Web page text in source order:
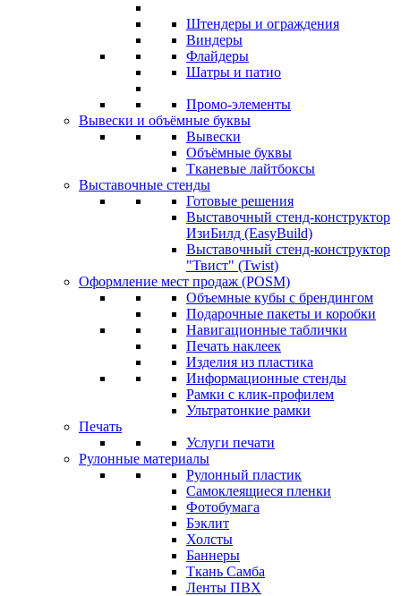
Штендеры и ограждения
Виндеры
Флайдеры
Шатры и патио
Промо-элементы
Вывески и объёмные буквы
Вывески
Объёмные буквы
Тканевые лайтбоксы
Выставочные стенды
Готовые решения
Выставочный стенд-конструктор
ИзиБилд (EasyBuild)
Выставочный стенд-конструктор
"Твист" (Twist)
Оформление мест продаж (POSM)
Объемные кубы с брендингом
Подарочные пакеты и коробки
Навигационные таблички
Печать наклеек
Изделия из пластика
Информационные стенды
Рамки с клик-профилем
Ультратонкие рамки
Печать
Услуги печати
Рулонные материалы
Рулонный пластик
Самоклеящиеся пленки
Фотобумага
Бэклит
Холсты
Баннеры
Ткань Самба
Ленты ПВХ